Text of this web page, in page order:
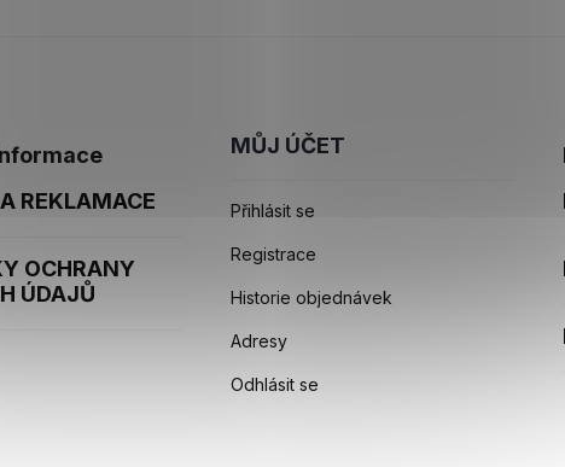
REKLAMACE
OCHRANY
ÚDAJŮ
MŮJ ÚČET
Přihlásit se
Registrace
Historie objednávek
Adresy
Odhlásit se